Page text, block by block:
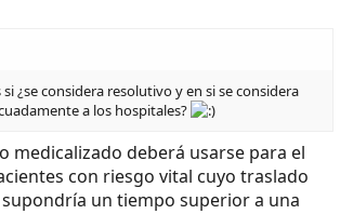
¿se considera resolutivo y en si se considera
a los hospitales?
medicalizado deberá usarse para el
con riesgo vital cuyo traslado
un tiempo superior a una